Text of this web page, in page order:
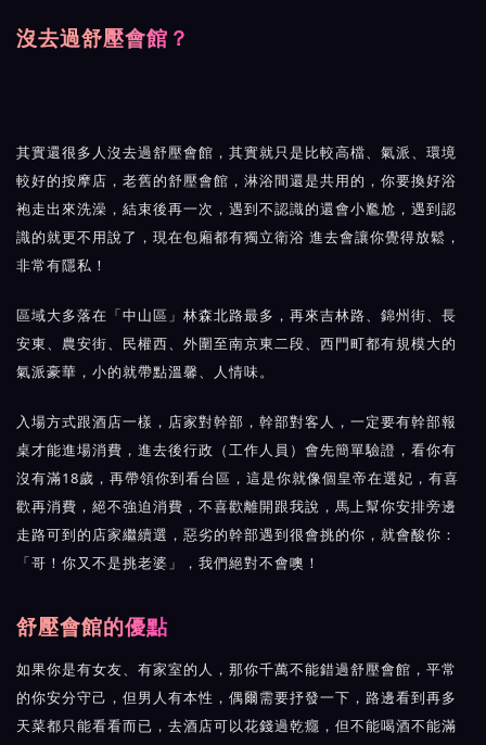
沒去過舒壓會館？
其實還很多人沒去過舒壓會館 ，其實就只是比較高檔、氣派、環境
較好的按摩店，老舊的舒壓會館，淋浴間還是共用的，你要換好浴
袍走出來洗澡，結束後再一次，遇到不認識的還會小尷尬，遇到認
識的就更不用說了，現在包廂都有獨立衛浴 進去會讓你覺得放鬆，
非常有隱私！
區域大多落在「中山區」林森北路最多，再來吉林路、錦州街、長
安東、農安街、民權西、外圍至南京東二段、西門町都有規模大的
氣派豪華，小的就帶點溫馨、人情味。
入場方式跟酒店一樣，店家對幹部，幹部對客人，一定要有幹部報
桌才能進場消費，進去後行政（工作人員）會先簡單驗證，看你有
沒有滿18歲，再帶領你到看台區，這是你就像個皇帝在選妃，有喜
歡再消費，絕不強迫消費，不喜歡離開跟我說，馬上幫你安排旁邊
走路可到的店家繼續選，惡劣的幹部遇到很會挑的你，就會酸你：
「哥！你又不是挑老婆」，我們絕對不會噢！
舒壓會館的優點
如果你是有女友、有家室的人，那你千萬不能錯過舒壓會館，平常
的你安分守己，但男人有本性，偶爾需要抒發一下，路邊看到再多
天菜都只能看看而已，去酒店可以花錢過乾癮，但不能喝酒不能滿